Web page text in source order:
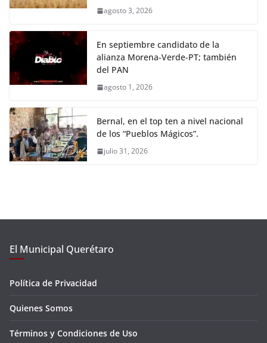
agosto 3, 2026
En septiembre candidato de la
alianza Morena-Verde-PT; también
del PAN
agosto 1, 2026
Bernal, en el top ten a nivel nacional
de los “Pueblos Mágicos”.
julio 31, 2026
El Municipal Querétaro
Política de Privacidad
Quienes Somos
Términos y Condiciones de Uso